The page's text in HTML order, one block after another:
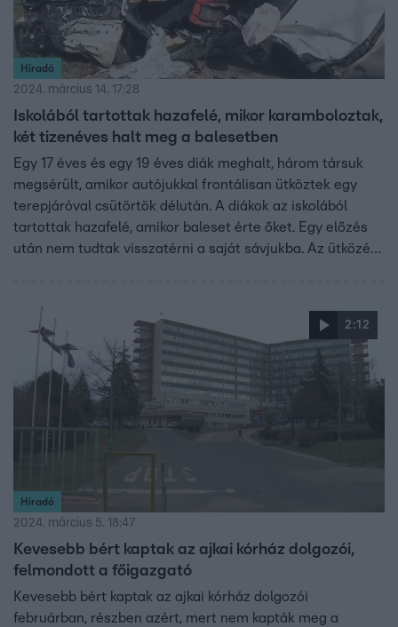
Híradó
2024. március 14. 17:28
Iskolából tartottak hazafelé, mikor karamboloztak,
két tizenéves halt meg a balesetben
Egy 17 éves és egy 19 éves diák meghalt, három társuk
megsérült, amikor autójukkal frontálisan ütköztek egy
terepjáróval csütörtök délután. A diákok az iskolából
tartottak hazafelé, amikor baleset érte őket. Egy előzés
után nem tudtak visszatérni a saját sávjukba. Az ütközés
mentőautót és két mentőhelikoptert is riasztottak, a
túlélőket az ajkai, a veszprémi és a győri kórházba vitték.
Két diák súlyosan, egy harmadik és a terepjáró vezetője
könnyebben sérült meg.
2:12
Híradó
2024. március 5. 18:47
Kevesebb bért kaptak az ajkai kórház dolgozói,
felmondott a főigazgató
Kevesebb bért kaptak az ajkai kórház dolgozói
februárban, részben azért, mert nem kapták meg a